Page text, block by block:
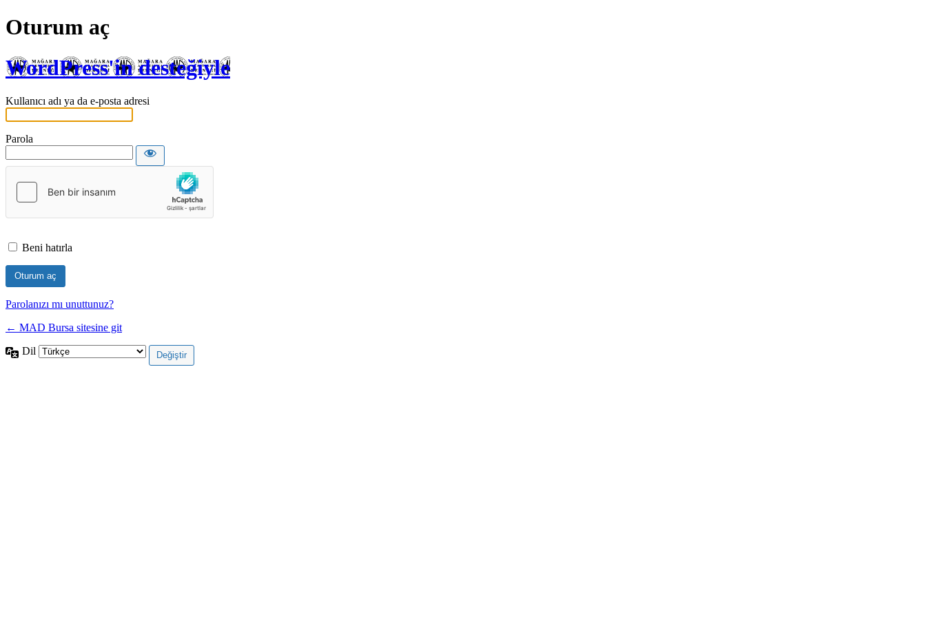
Oturum aç
WordPress'in desteğiyle
Kullanıcı adı ya da e-posta adresi
Parola
Beni hatırla
Parolanızı mı unuttunuz?
← MAD Bursa sitesine git
Dil